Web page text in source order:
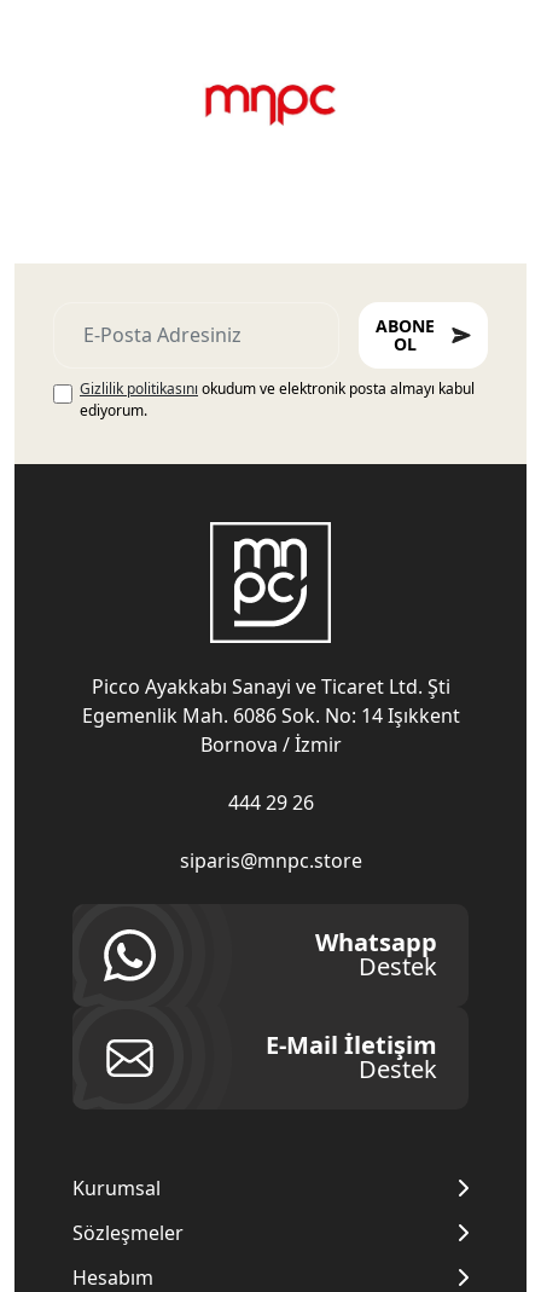
ABONE
OL
Gizlilik politikasını okudum ve elektronik posta almayı kabul
ediyorum.
Picco Ayakkabı Sanayi ve Ticaret Ltd. Şti
Egemenlik Mah. 6086 Sok. No: 14 Işıkkent
Bornova / İzmir
444 29 26
siparis@mnpc.store
Whatsapp
Destek
E-Mail İletişim
Destek
Kurumsal
Sözleşmeler
Hesabım